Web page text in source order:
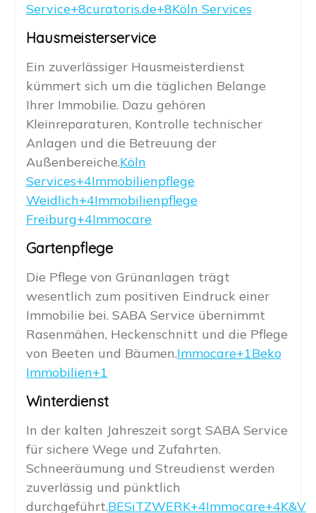
Service+8curatoris.de+8Köln Services
Hausmeisterservice
Ein zuverlässiger Hausmeisterdienst
kümmert sich um die täglichen Belange
Ihrer Immobilie. Dazu gehören
Kleinreparaturen, Kontrolle technischer
Anlagen und die Betreuung der
Außenbereiche.Köln
Services+4Immobilienpflege
Weidlich+4Immobilienpflege
Freiburg+4Immocare
Gartenpflege
Die Pflege von Grünanlagen trägt
wesentlich zum positiven Eindruck einer
Immobilie bei. SABA Service übernimmt
Rasenmähen, Heckenschnitt und die Pflege
von Beeten und Bäumen.Immocare+1Beko
Immobilien+1
Winterdienst
In der kalten Jahreszeit sorgt SABA Service
für sichere Wege und Zufahrten.
Schneeräumung und Streudienst werden
zuverlässig und pünktlich
durchgeführt.BESiTZWERK+4Immocare+4K&V